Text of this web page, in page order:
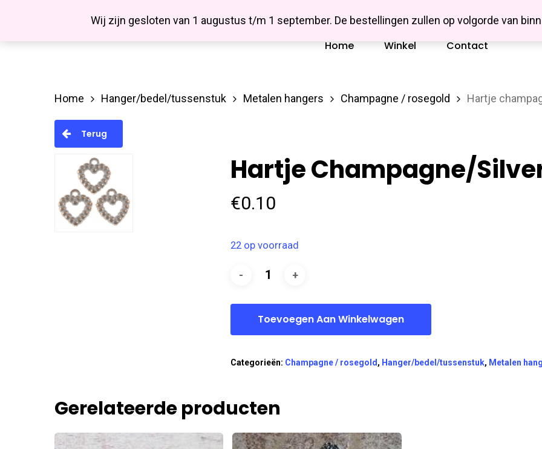
Wij zijn gesloten van 1 augustus t/m 1 september. De bestellingen zullen op volgorde van
Hit enter to search or ESC to close
Missbluesieraden
Facebook
Home
Winkel Contact
Home Hanger/bedel/tussenstuk Metalen hangers Champagne / rosegold Hartje
Terug
Hartje Champagne/
€0.10
22 op voorraad
Toevoegen Aan Winkelwagen
Categorieën: Champagne / rosegold, Hanger/bedel/tussenstuk, Metalen
Gerelateerde producten